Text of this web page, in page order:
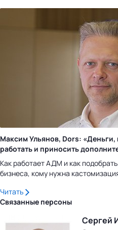
Максим Ульянов, Dors:
работать и приносить
Как работает АДМ и как
бизнеса, кому нужна
Читать
Связанные персоны
Сергей